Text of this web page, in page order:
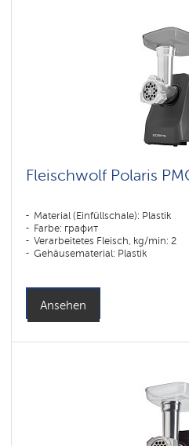
Fleischwolf Polaris
Material (Einfüllschale): Plastik
Farbe: графит
Verarbeitetes Fleisch, kg/min: 2
Gehäusematerial: Plastik
Ansehen